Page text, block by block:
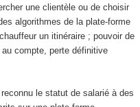
une clientèle ou de choisir
algorithmes de la plate-forme
un itinéraire ; pouvoir de
compte, perte définitive
le statut de salarié à des